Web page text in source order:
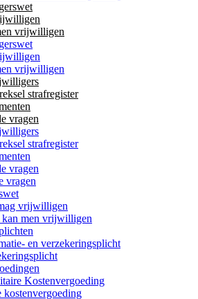
vrijwilligen
vrijwilligen
strafregister
vragen
strafregister
vragen
vragen
vrijwilligen
kan men vrijwilligen
en verzekeringsplicht
Kostenvergoeding
kostenvergoeding